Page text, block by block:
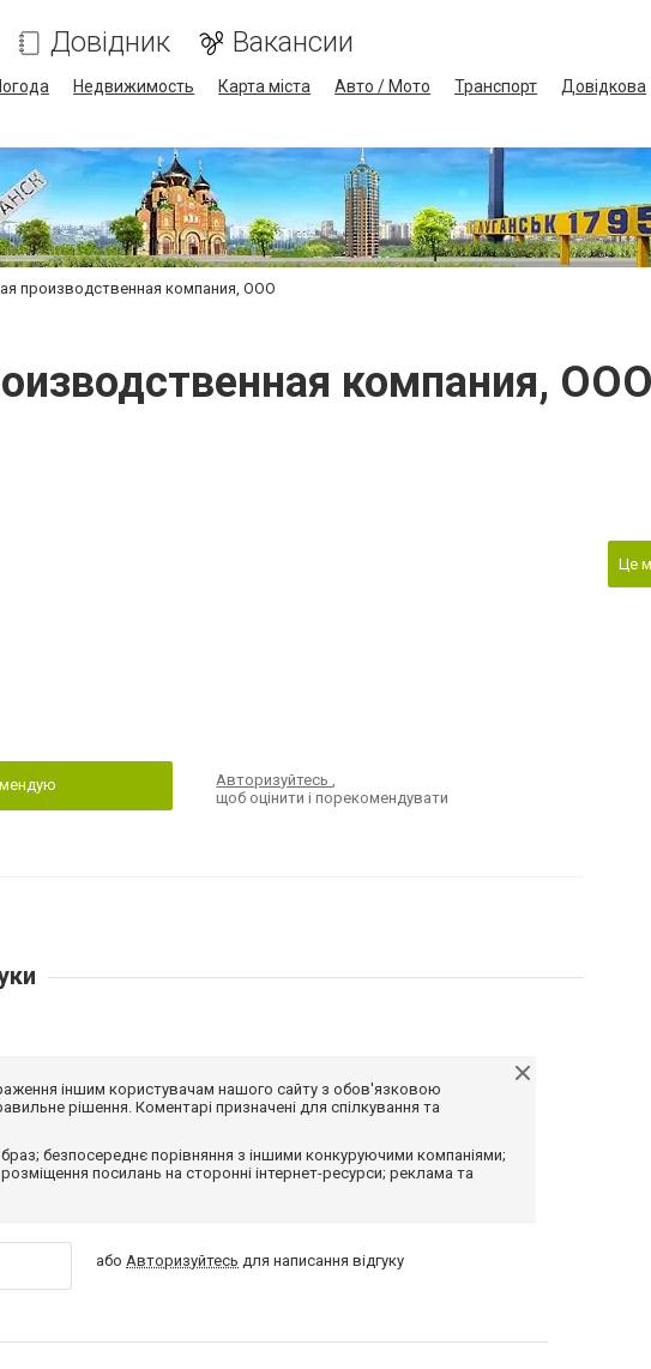
Довідник Вакансии
Недвижимость Карта міста Авто / Мото Транспорт
Довідкова
производственная компания, ООО
компания, ООО
Авторизуйтесь,
щоб оцінити і порекомендувати
Це
іншим користувачам нашого сайту з обов'язковою
рішення. Коментарі призначені для спілкування та
безпосереднє порівняння з іншими конкуруючими компаніями;
посилань на сторонні інтернет-ресурси; реклама та
абоАвторизуйтесь для написання відгуку